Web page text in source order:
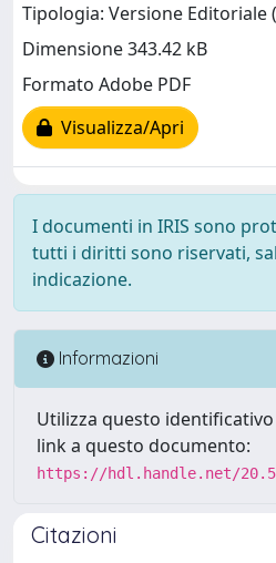
Tipologia: Versione Editoriale
Dimensione 343.42 kB
Formato Adobe PDF
Visualizza/Apri
I documenti in IRIS sono
tutti i diritti sono riservati,
indicazione.
Informazioni
Utilizza questo
link a questo documento:
https://hdl.handle.net/
Citazioni